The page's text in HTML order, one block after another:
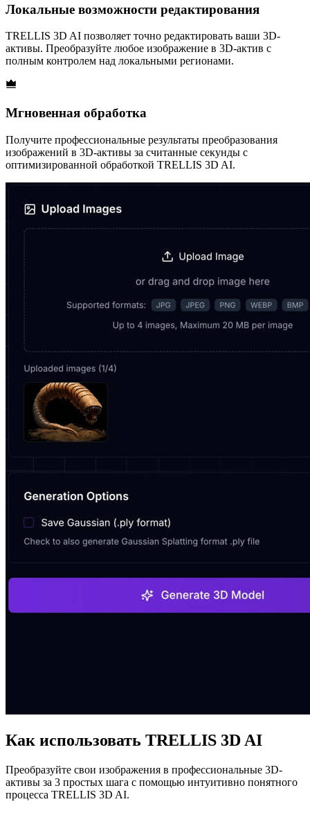
Локальные возможности редактирования
TRELLIS 3D AI позволяет точно редактировать ваши 3D-
активы. Преобразуйте любое изображение в 3D-актив с
полным контролем над локальными регионами.
Мгновенная обработка
Получите профессиональные результаты преобразования
изображений в 3D-активы за считанные секунды с
оптимизированной обработкой TRELLIS 3D AI.
Как использовать TRELLIS 3D AI
Преобразуйте свои изображения в профессиональные 3D-
активы за 3 простых шага с помощью интуитивно понятного
процесса TRELLIS 3D AI.